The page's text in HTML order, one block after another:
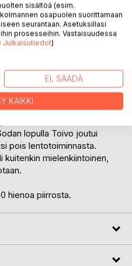
Suomen Ilmavoimissa
1953. Hän istui koko
' takatoosassa' eli koneen
syöksypommittaja Fokker
takatoosassa oli lähinnä
takaviistoon ja
asemaan. Jatkosodan
lopulla Toivo joutui
pois lentotoiminnasta.
kuitenkin mielenkiintoinen,
hienoa piirrosta.
sisältöä (esim.
osapuolen suorittamaan
seurantaan. Asetuksillasi
prosesseihin. Vastaisuudessa
Julkaisutiedot)
EI, SÄÄDÄ
KAIKKI